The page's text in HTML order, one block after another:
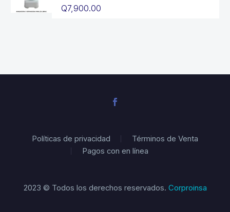
Q3,200.00.
es:
El
Q7,900.00
Políticas de privacidad
Términos de Venta
Pagos con en línea
2023 © Todos los derechos reservados. Corproinsa